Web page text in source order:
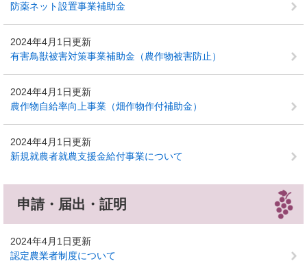
防薬ネット設置事業補助金
2024年4月1日更新
有害鳥獣被害対策事業補助金（農作物被害防止）
2024年4月1日更新
農作物自給率向上事業（畑作物作付補助金）
2024年4月1日更新
新規就農者就農支援金給付事業について
申請・届出・証明
2024年4月1日更新
認定農業者制度について